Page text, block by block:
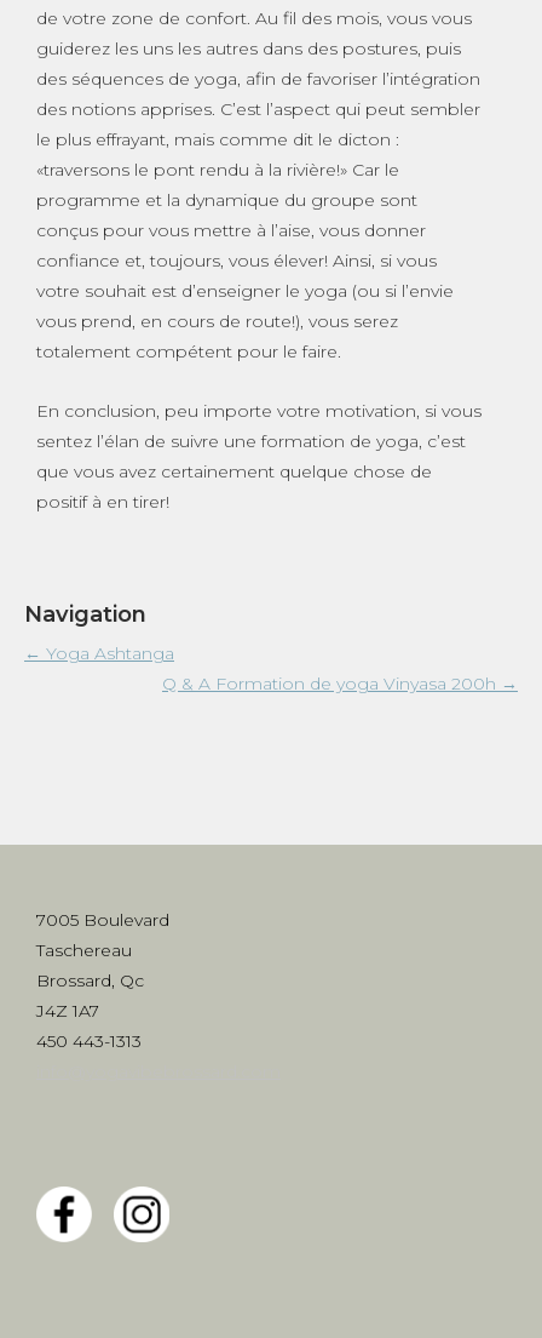
de votre zone de confort. Au fil des mois, vous vous
guiderez les uns les autres dans des postures, puis
des séquences de yoga, afin de favoriser l’intégration
des notions apprises. C’est l’aspect qui peut sembler
le plus effrayant, mais comme dit le dicton :
«traversons le pont rendu à la rivière!» Car le
programme et la dynamique du groupe sont
conçus pour vous mettre à l’aise, vous donner
confiance et, toujours, vous élever! Ainsi, si vous
votre souhait est d’enseigner le yoga (ou si l’envie
vous prend, en cours de route!), vous serez
totalement compétent pour le faire.
En conclusion, peu importe votre motivation, si vous
sentez l’élan de suivre une formation de yoga, c’est
que vous avez certainement quelque chose de
positif à en tirer!
Navigation
← Yoga Ashtanga
Q & A Formation de yoga Vinyasa 200h →
7005 Boulevard
Taschereau
Brossard, Qc
J4Z 1A7
450 443-1313